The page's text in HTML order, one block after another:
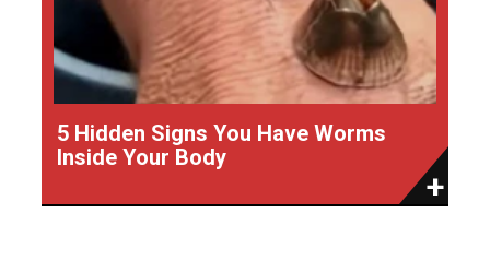
5 Hidden Signs You Have Worms
Inside Your Body